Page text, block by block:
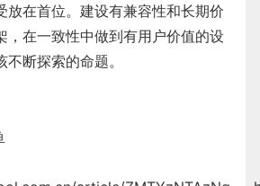
放在首位。建设有兼容性和长期价
，在一致性中做到有用户价值的设
断探索的命题。